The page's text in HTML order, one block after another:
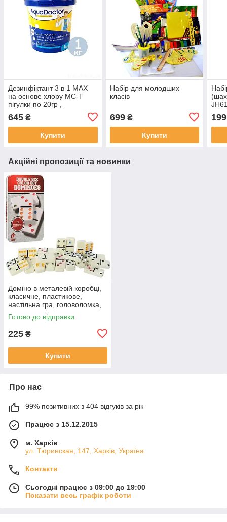
Дезинфіктант 3 в 1 МАХ
на основе хлору MC-T
пігулки по 20гр ,
645 ₴
Купити
Набір для молодших
класів
699₴
Купити
199
Акційні пропозиції та новинки
Доміно в металевій коробці,
класичне, пластикове,
настільна гра, головоломка,
логічна, 501070
Готово до відправки
225 ₴
Купити
Про нас
99% позитивних з 404 відгуків за рік
Працює з 15.12.2015
м. Харків
ул. Тюринская, 147, Харків, Україна
Контакти
Сьогодні працює з 09:00 до 19:00
Показати весь графік роботи